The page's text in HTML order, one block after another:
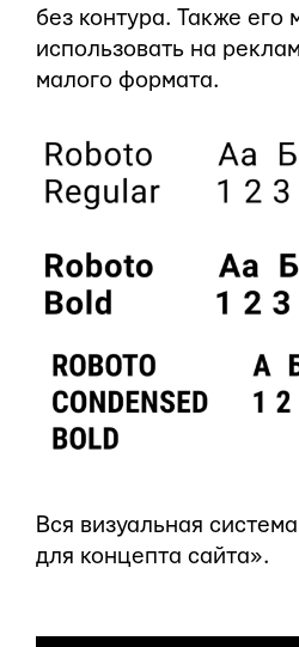
без контура. Также его
использовать на
малого формата.
Вся визуальная
для концепта сайта».